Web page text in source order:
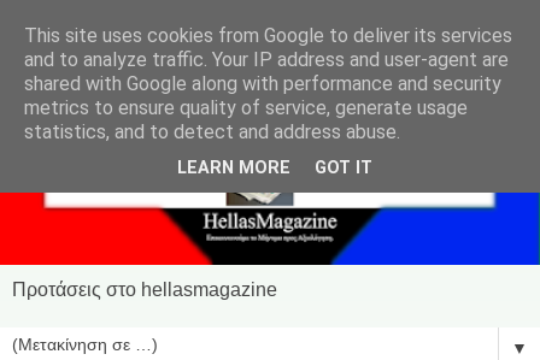
Προτάσεις στο hellasmagazine
▼
This site uses cookies from Google to deliver its services
and to analyze traffic. Your IP address and user-agent are
shared with Google along with performance and security
metrics to ensure quality of service, generate usage
statistics, and to detect and address abuse.
LEARN MORE GOT IT